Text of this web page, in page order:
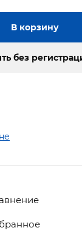
В корзину
без